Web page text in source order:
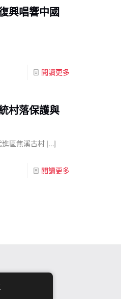
興唱響中國
閱讀更多
村落保護與
進區焦溪古村 […]
閱讀更多